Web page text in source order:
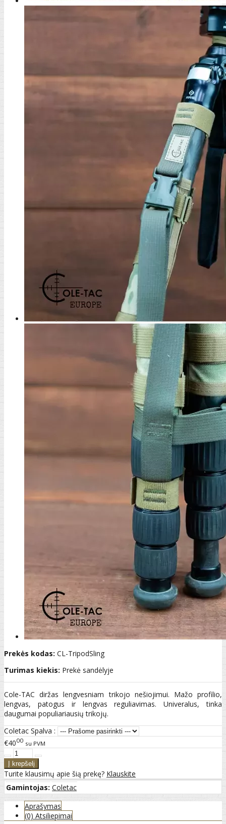
Prekės kodas: CL-TripodSling
Turimas kiekis: Prekė sandėlyje
Cole-TAC diržas lengvesniam trikojo nešiojimui. Mažo profilio,
lengvas, patogus ir lengvas reguliavimas. Univeralus, tinka
daugumai populiariausių trikojų.
Coletac Spalva :
€4000 su PVM
Turite klausimų apie šią prekę? Klauskite
Gamintojas: Coletac
Aprašymas
(0) Atsiliepimai